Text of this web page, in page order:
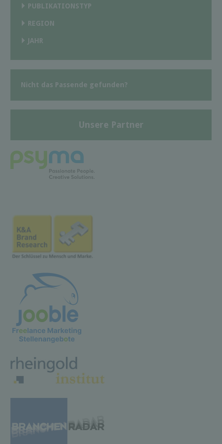
PUBLIKATIONSTYP
REGION
JAHR
Nicht das Passende gefunden?
Unsere Partner